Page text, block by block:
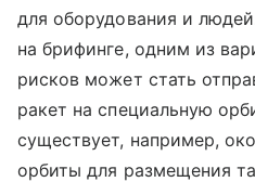
для оборудования и
на брифинге, одним из
рисков может стать
ракет на специальную
существует, например,
орбиты для размещения